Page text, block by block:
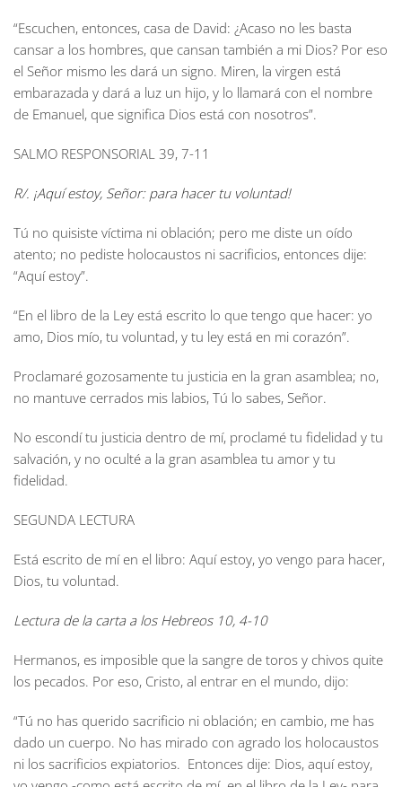
“Escuchen, entonces, casa de David: ¿Acaso no les basta
cansar a los hombres, que cansan también a mi Dios? Por eso
el Señor mismo les dará un signo. Miren, la virgen está
embarazada y dará a luz un hijo, y lo llamará con el nombre
de Emanuel, que significa Dios está con nosotros”.
SALMO RESPONSORIAL 39, 7-11
R/. ¡Aquí estoy, Señor: para hacer tu voluntad!
Tú no quisiste víctima ni oblación; pero me diste un oído
atento; no pediste holocaustos ni sacrificios, entonces dije:
“Aquí estoy”.
“En el libro de la Ley está escrito lo que tengo que hacer: yo
amo, Dios mío, tu voluntad, y tu ley está en mi corazón”.
Proclamaré gozosamente tu justicia en la gran asamblea; no,
no mantuve cerrados mis labios, Tú lo sabes, Señor.
No escondí tu justicia dentro de mí, proclamé tu fidelidad y tu
salvación, y no oculté a la gran asamblea tu amor y tu
fidelidad.
SEGUNDA LECTURA
Está escrito de mí en el libro: Aquí estoy, yo vengo para hacer,
Dios, tu voluntad.
Lectura de la carta a los Hebreos 10, 4-10
Hermanos, es imposible que la sangre de toros y chivos quite
los pecados. Por eso, Cristo, al entrar en el mundo, dijo:
“Tú no has querido sacrificio ni oblación; en cambio, me has
dado un cuerpo. No has mirado con agrado los holocaustos
ni los sacrificios expiatorios. Entonces dije: Dios, aquí estoy,